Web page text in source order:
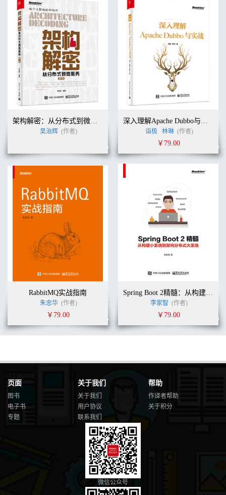
吴治辉 (作者) 诣极 林琳 (作者)
￥79.00
RabbitMQ实战指南
朱忠华 (作者)
￥79.00
李家智 (作者)
￥79.00
页面
图书
电子书
专题
关于我们
关于我们
用户协议
联系我们
帮助
作译者帮助
关于积分
微信公众号